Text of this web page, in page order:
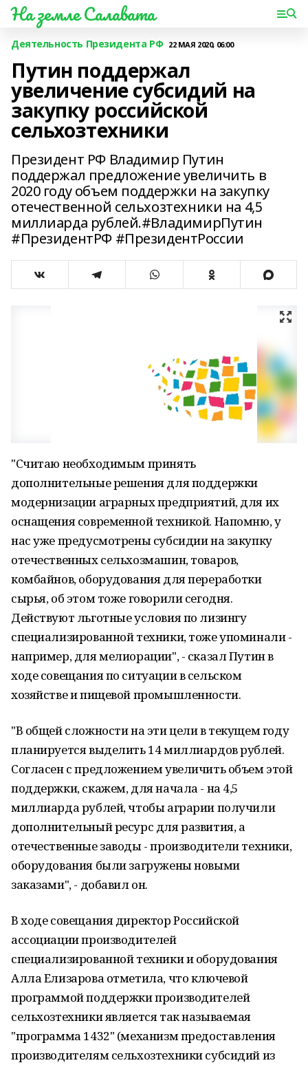
На земле Салавата
Деятельность Президента РФ 22 МАЯ 2020, 06:00
Путин поддержал
увеличение субсидий на
закупку российской
сельхозтехники
Президент РФ Владимир Путин
поддержал предложение увеличить в
2020 году объем поддержки на закупку
отечественной сельхозтехники на 4,5
миллиарда рублей.#ВладимирПутин
#ПрезидентРФ #ПрезидентРоссии
"Считаю необходимым принять
дополнительные решения для поддержки
модернизации аграрных предприятий, для их
оснащения современной техникой. Напомню, у
нас уже предусмотрены субсидии на закупку
отечественных сельхозмашин, товаров,
комбайнов, оборудования для переработки
сырья, об этом тоже говорили сегодня.
Действуют льготные условия по лизингу
специализированной техники, тоже упоминали -
например, для мелиорации", - сказал Путин в
ходе совещания по ситуации в сельском
хозяйстве и пищевой промышленности.
"В общей сложности на эти цели в текущем году
планируется выделить 14 миллиардов рублей.
Согласен с предложением увеличить объем этой
поддержки, скажем, для начала - на 4,5
миллиарда рублей, чтобы аграрии получили
дополнительный ресурс для развития, а
отечественные заводы - производители техники,
оборудования были загружены новыми
заказами", - добавил он.
В ходе совещания директор Российской
ассоциации производителей
специализированной техники и оборудования
Алла Елизарова отметила, что ключевой
программой поддержки производителей
сельхозтехники является так называемая
"программа 1432" (механизм предоставления
производителям сельхозтехники субсидий из